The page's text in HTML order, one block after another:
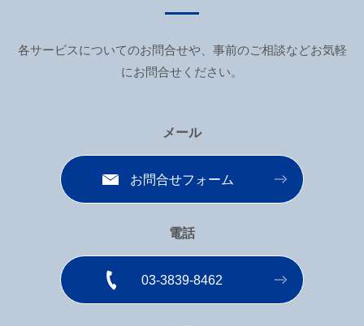
各サービスについてのお問合せや、事前のご相談などお気軽
にお問合せください。
メール
お問合せフォーム
電話
03-3839-8462